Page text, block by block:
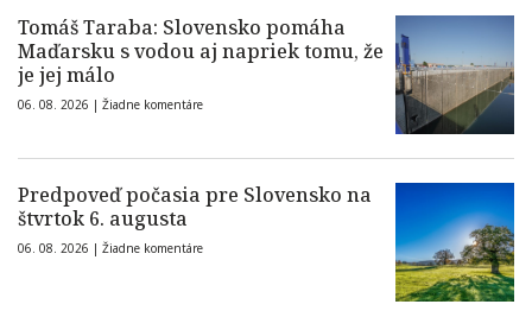
Tomáš Taraba: Slovensko pomáha
Maďarsku s vodou aj napriek tomu, že
je jej málo
06. 08. 2026 | Žiadne komentáre
Predpoveď počasia pre Slovensko na
štvrtok 6. augusta
06. 08. 2026 | Žiadne komentáre